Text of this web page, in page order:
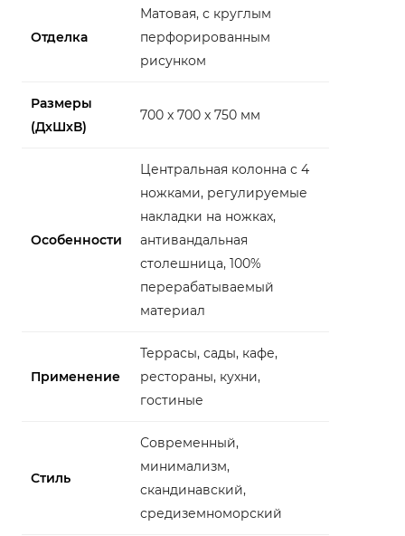
Отделка
Матовая, с круглым
перфорированным
рисунком
Размеры
(ДхШхВ)
700 x 700 x 750 мм
Особенности
Центральная колонна с 4
ножками, регулируемые
накладки на ножках,
антивандальная
столешница, 100%
перерабатываемый
материал
Применение
Террасы, сады, кафе,
рестораны, кухни,
гостиные
Стиль
Современный,
минимализм,
скандинавский,
средиземноморский